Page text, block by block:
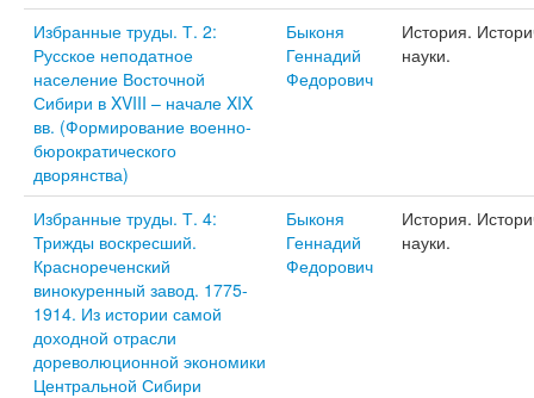
Избранные труды. Т. 2:
Русское неподатное
население Восточной
Сибири в XVIII – начале XIX
вв. (Формирование военно-
бюрократического
дворянства)
Быконя
Геннадий
Федорович
История.
науки.
Избранные труды. Т. 4:
Трижды воскресший.
Краснореченский
винокуренный завод. 1775-
1914. Из истории самой
доходной отрасли
дореволюционной экономики
Центральной Сибири
Быконя
Геннадий
Федорович
История.
науки.